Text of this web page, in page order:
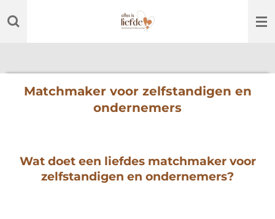
direct
Matchmaker voor zelfstandigen en
ondernemers
Wat doet een liefdes matchmaker voor
zelfstandigen en ondernemers?